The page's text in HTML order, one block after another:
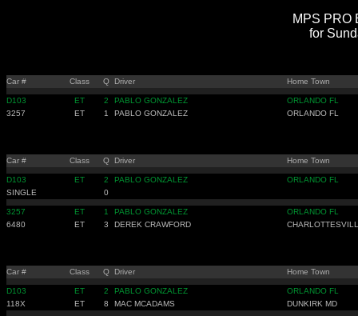
MPS
for
Car # Class Q Driver Home Town
D103 ET 2 PABLO GONZALEZ
ORLANDO FL
3257
ET 1 PABLO GONZALEZ ORLANDO FL
Car # Class Q Driver Home Town
D103 ET 2 PABLO GONZALEZ
ORLANDO FL
SINGLE
0
3257 ET 1 PABLO GONZALEZ
ORLANDO FL
6480
ET 3 DEREK CRAWFORD
Car # Class Q Driver Home Town
D103 ET 2 PABLO GONZALEZ
ORLANDO FL
118X
ET 8 MAC MCADAMS DUNKIRK MD